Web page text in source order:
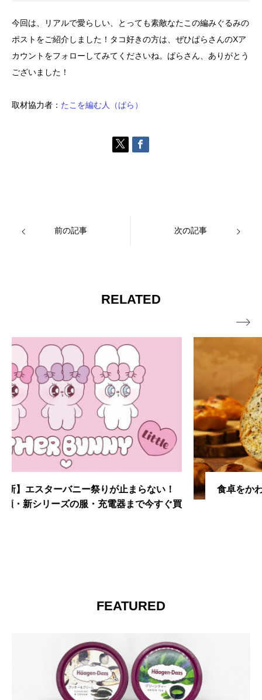
今回は、リアルで愛らしい、とっても素敵なたこの編みぐるみの
ポストをご紹介しました！タコ好きの方は、ぜひぱらさんのXア
カウントをフォローしてみてくださいね。ぱらさん、ありがとう
ございました！
取材協力者： たこを編む人（ぱら）
前の記事 次の記事
RELATED
食卓をかわいく彩る ねこねこ新商品特集

FEATURED